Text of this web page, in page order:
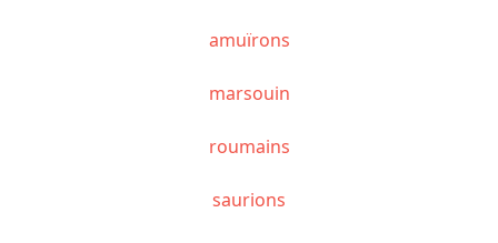
amuïrons
marsouin
roumains
saurions